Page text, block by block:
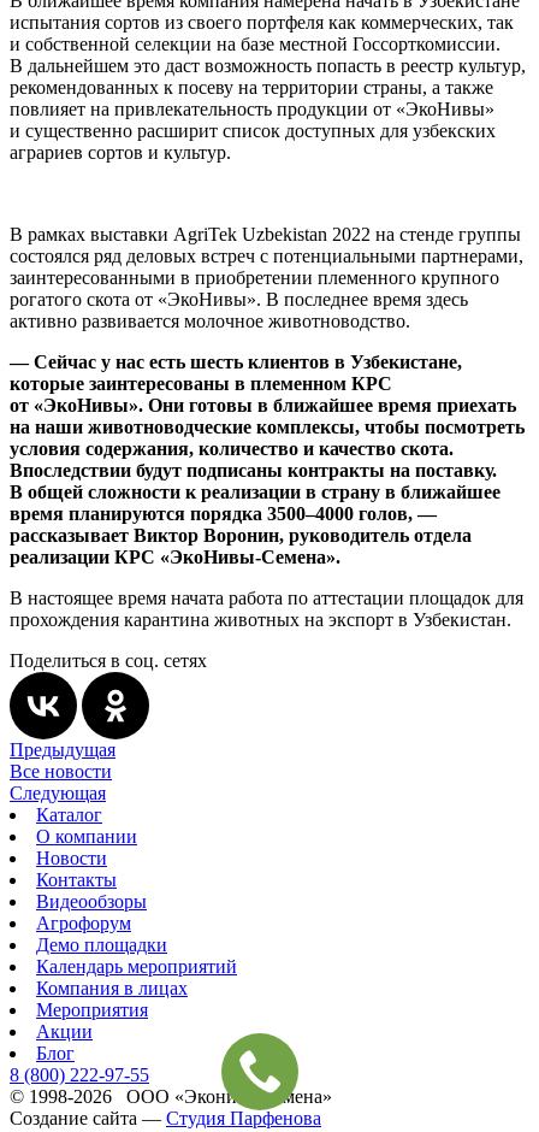
испытания сортов из своего портфеля как коммерческих, так
и собственной селекции на базе местной Госсорткомиссии.
В дальнейшем это даст возможность попасть в реестр культур,
рекомендованных к посеву на территории страны, а также
повлияет на привлекательность продукции от «ЭкоНивы»
и существенно расширит список доступных для узбекских
аграриев сортов и культур.
В рамках выставки AgriTek Uzbekistan 2022 на стенде группы
состоялся ряд деловых встреч с потенциальными партнерами,
заинтересованными в приобретении племенного крупного
рогатого скота от «ЭкоНивы». В последнее время здесь
активно развивается молочное животноводство.
— Сейчас у нас есть шесть клиентов в Узбекистане,
которые заинтересованы в племенном КРС
от «ЭкоНивы». Они готовы в ближайшее время приехать
на наши животноводческие комплексы, чтобы посмотреть
условия содержания, количество и качество скота.
Впоследствии будут подписаны контракты на поставку.
В общей сложности к реализации в страну в ближайшее
время планируются порядка 3500–4000 голов, —
рассказывает Виктор Воронин, руководитель отдела
реализации КРС «ЭкоНивы-Семена».
В настоящее время начата работа по аттестации площадок для
прохождения карантина животных на экспорт в Узбекистан.
Поделиться в соц. сетях
Предыдущая
Все новости
Следующая
Каталог
О компании
Новости
Контакты
Видеообзоры
Агрофорум
Демо площадки
Календарь мероприятий
Компания в лицах
Мероприятия
Акции
Блог
8 (800) 222-97-55
© 1998-2026 ООО «Эконива‑Семена»
Создание сайта — Студия Парфенова